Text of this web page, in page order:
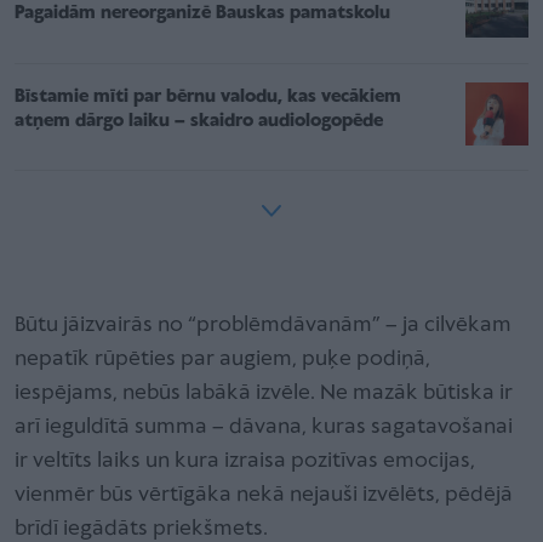
Pagaidām nereorganizē Bauskas pamatskolu
Bīstamie mīti par bērnu valodu, kas vecākiem
atņem dārgo laiku – skaidro audiologopēde
Būtu jāizvairās no “problēmdāvanām” – ja cilvēkam
nepatīk rūpēties par augiem, puķe podiņā,
iespējams, nebūs labākā izvēle. Ne mazāk būtiska ir
arī ieguldītā summa – dāvana, kuras sagatavošanai
ir veltīts laiks un kura izraisa pozitīvas emocijas,
vienmēr būs vērtīgāka nekā nejauši izvēlēts, pēdējā
brīdī iegādāts priekšmets.